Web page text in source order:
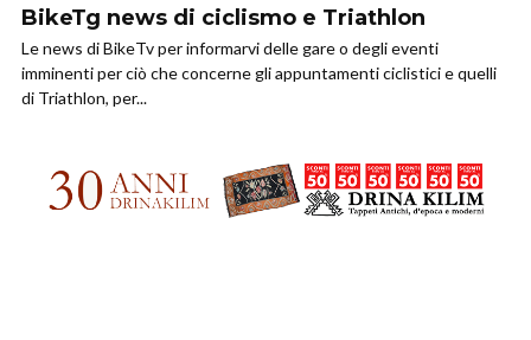
BikeTg news di ciclismo e Triathlon
Le news di BikeTv per informarvi delle gare o degli eventi
imminenti per ciò che concerne gli appuntamenti ciclistici e quelli
di Triathlon, per...